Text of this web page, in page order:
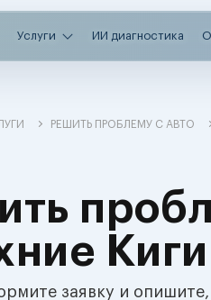
Услуги ИИ диагностика
РЕШИТЬ ПРОБЛЕМУ С АВТО
Киги
заявку и